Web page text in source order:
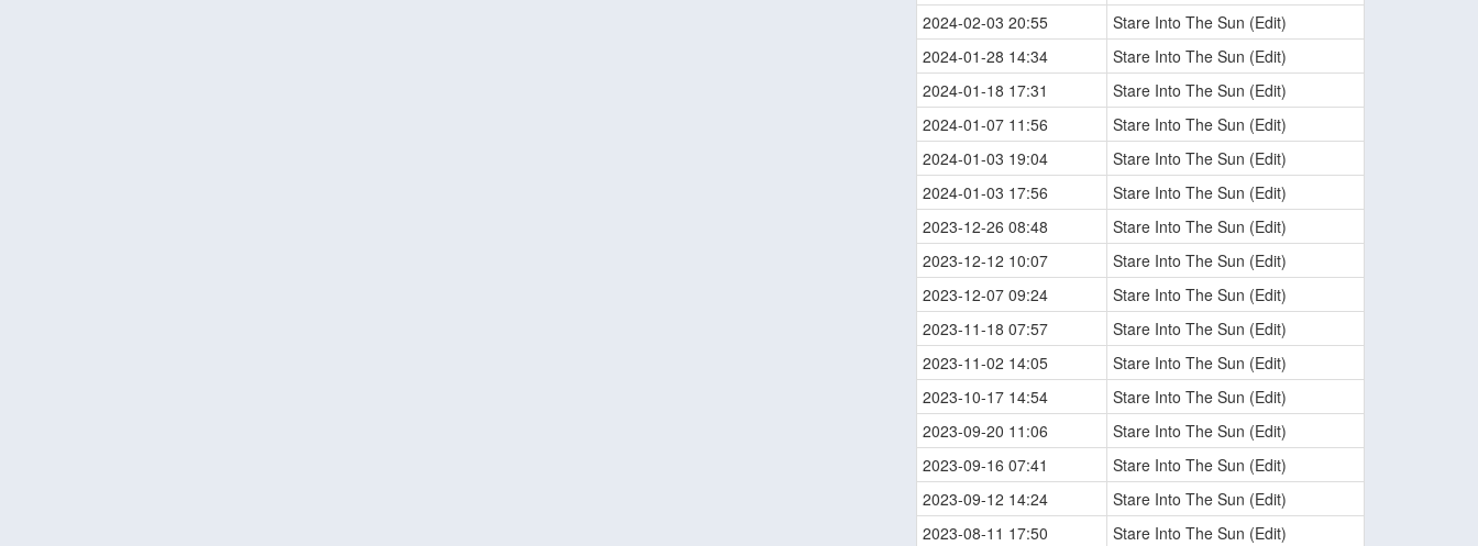
2024-02-03 20:55
Stare Into The Sun (Edit)
2024-01-28 14:34
Stare Into The Sun (Edit)
2024-01-18 17:31
Stare Into The Sun (Edit)
2024-01-07 11:56
Stare Into The Sun (Edit)
2024-01-03 19:04
Stare Into The Sun (Edit)
2024-01-03 17:56
Stare Into The Sun (Edit)
2023-12-26 08:48
Stare Into The Sun (Edit)
2023-12-12 10:07
Stare Into The Sun (Edit)
2023-12-07 09:24
Stare Into The Sun (Edit)
2023-11-18 07:57
Stare Into The Sun (Edit)
2023-11-02 14:05
Stare Into The Sun (Edit)
2023-10-17 14:54
Stare Into The Sun (Edit)
2023-09-20 11:06
Stare Into The Sun (Edit)
2023-09-16 07:41
Stare Into The Sun (Edit)
2023-09-12 14:24
Stare Into The Sun (Edit)
2023-08-11 17:50
Stare Into The Sun (Edit)